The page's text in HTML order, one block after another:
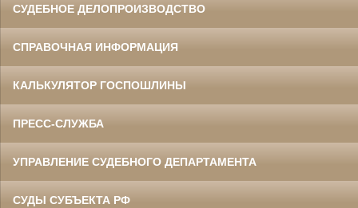
СУДЕБНОЕ ДЕЛОПРОИЗВОДСТВО
СПРАВОЧНАЯ ИНФОРМАЦИЯ
КАЛЬКУЛЯТОР ГОСПОШЛИНЫ
ПРЕСС-СЛУЖБА
УПРАВЛЕНИЕ СУДЕБНОГО ДЕПАРТАМЕНТА
СУДЫ СУБЪЕКТА РФ